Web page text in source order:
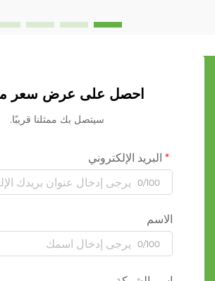
احصل على عرض سعر
سيتصل بك ممثلنا قريبًا.
البريد الإلكتروني
0/100
الاسم
0/100